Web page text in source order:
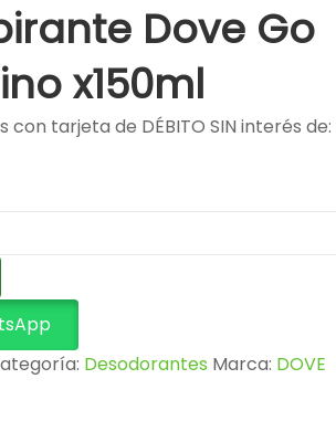
Dove Go
x150ml
tarjeta de DÉBITO SIN interés de:
Desodorantes Marca: DOVE